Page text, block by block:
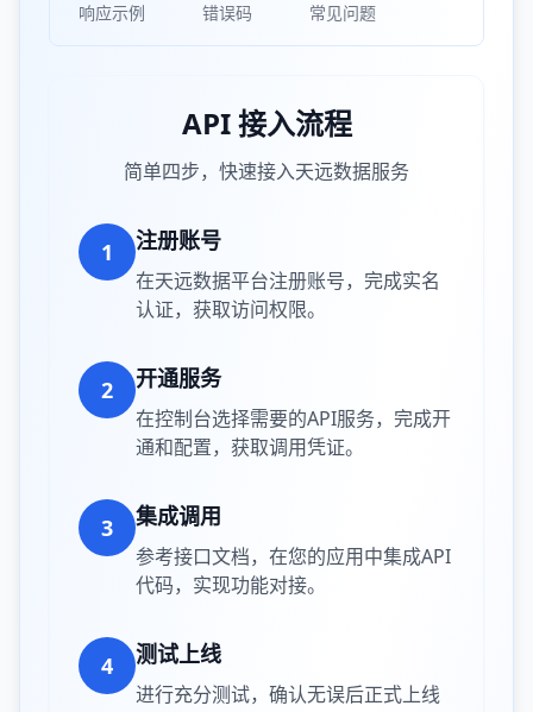
响应示例 错误码 常见问题
API 接入流程
简单四步，快速接入天远数据服务
1 注册账号
在天远数据平台注册账号，完成实名
认证，获取访问权限。
2 开通服务
在控制台选择需要的API服务，完成开
通和配置，获取调用凭证。
3 集成调用
参考接口文档，在您的应用中集成API
代码，实现功能对接。
4 测试上线
进行充分测试，确认无误后正式上线